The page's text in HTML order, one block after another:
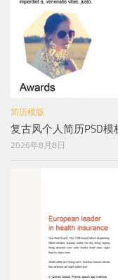
简历模版
复古风个人简历PSD
2026年8月8日